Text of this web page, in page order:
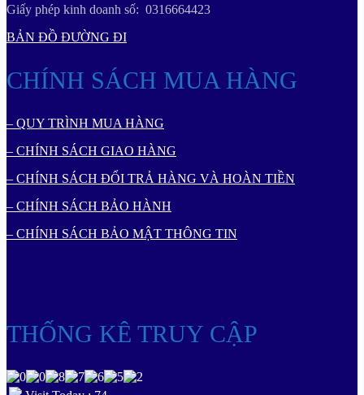
Giấy phép kinh doanh số: 0316664423
BẢN ĐỒ ĐƯỜNG ĐI
CHÍNH SÁCH MUA HÀNG
– QUY TRÌNH MUA HÀNG
– CHÍNH SÁCH GIAO HÀNG
– CHÍNH SÁCH ĐỔI TRẢ HÀNG VÀ HOÀN TIỀN
– CHÍNH SÁCH BẢO HÀNH
– CHÍNH SÁCH BẢO MẬT THÔNG TIN
THỐNG KÊ TRUY CẬP